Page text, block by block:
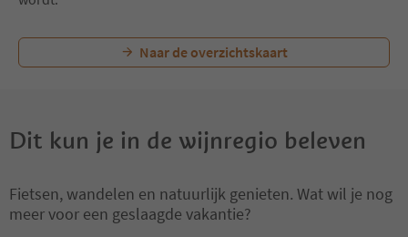
Naar de overzichtskaart
Dit kun je in de wijnregio beleven
Fietsen, wandelen en natuurlijk genieten. Wat wil je nog
meer voor een geslaagde vakantie?